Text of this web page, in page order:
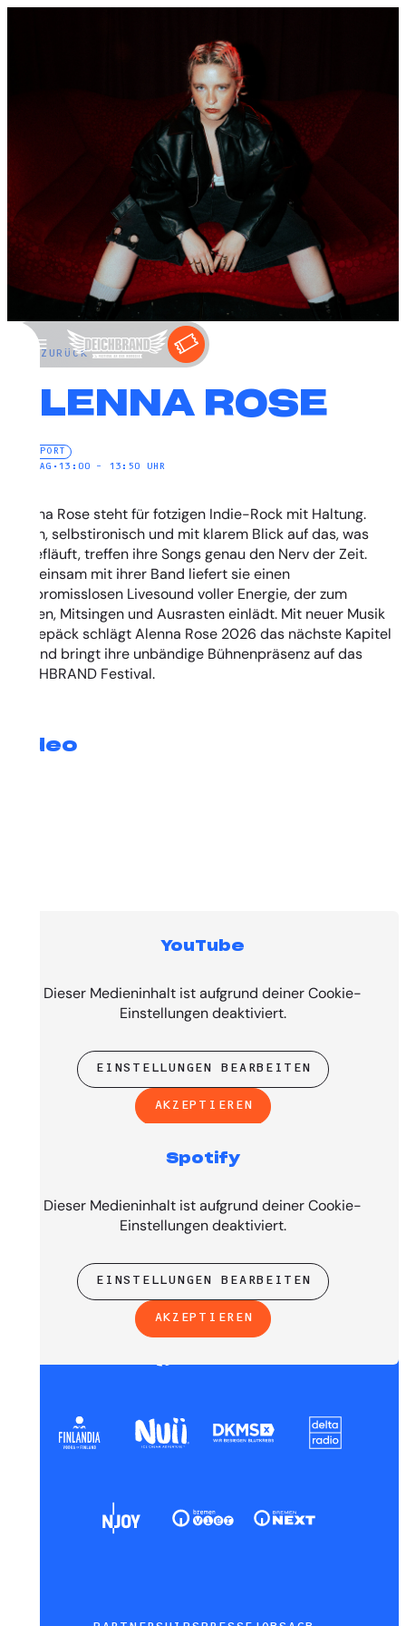
ZURÜCK
ALENNA ROSE
NEW PORT
SONNTAG • 13:00 – 13:50 UHR
Alenna Rose steht für fotzigen Indie-Rock mit Haltung.
Frech, selbstironisch und mit klarem Blick auf das, was
schiefläuft, treffen ihre Songs genau den Nerv der Zeit.
Gemeinsam mit ihrer Band liefert sie einen
kompromisslosen Livesound voller Energie, der zum
Tanzen, Mitsingen und Ausrasten einlädt. Mit neuer Musik
im Gepäck schlägt Alenna Rose 2026 das nächste Kapitel
auf und bringt ihre unbändige Bühnenpräsenz auf das
DEICHBRAND Festival.
Video
YouTube
Dieser Medieninhalt ist aufgrund deiner Cookie-
Einstellungen deaktiviert.
EINSTELLUNGEN BEARBEITEN
AKZEPTIEREN
Spotify
Dieser Medieninhalt ist aufgrund deiner Cookie-
Einstellungen deaktiviert.
EINSTELLUNGEN BEARBEITEN
AKZEPTIEREN